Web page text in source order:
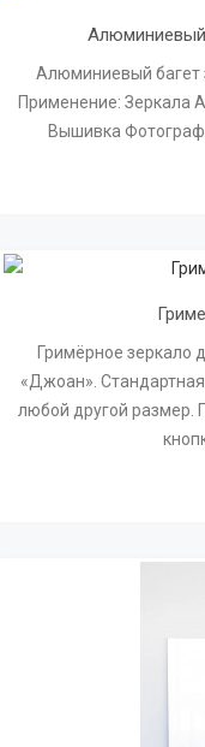
Алюминиевый
Алюминиевый багет
Применение: Зеркала
Вышивка
Гримёрное зеркало
«Джоан».
любой другой размер.